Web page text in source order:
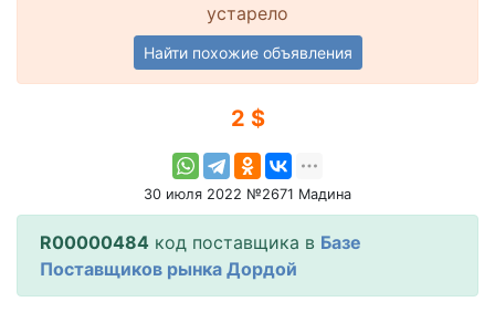
устарело
Найти похожие объявления
2 $
30 июля 2022 №2671 Мадина
R00000484 код поставщика в Базе
Поставщиков рынка Дордой